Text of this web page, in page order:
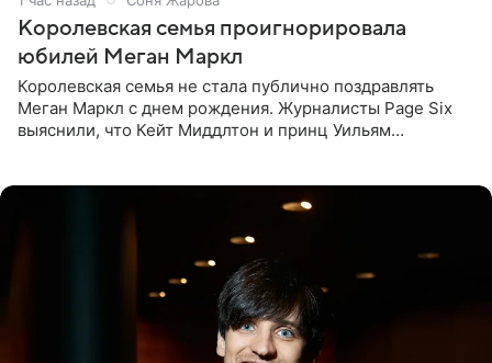
Королевская семья проигнорировала
юбилей Меган Маркл
Королевская семья не стала публично поздравлять
Меган Маркл с днем рождения. Журналисты Page Six
выяснили, что Кейт Миддлтон и принц Уильям